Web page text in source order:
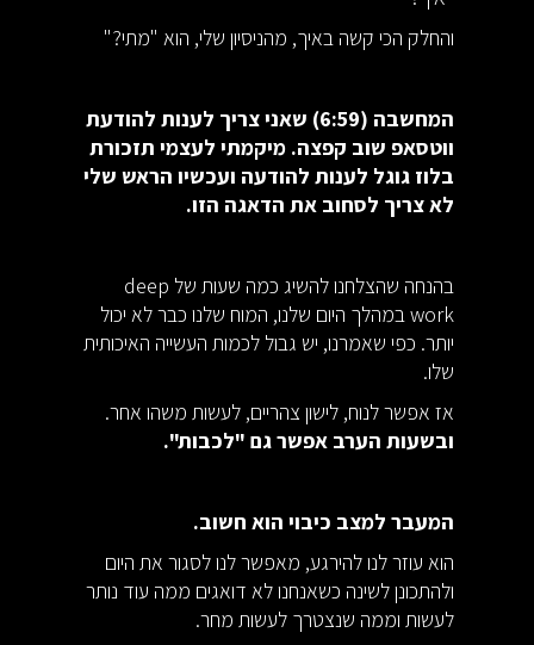
והחלק הכי קשה באיך, מהניסיון שלי, הוא "מתי?"
המחשבה (6:59) שאני צריך לענות להודעת
ווטסאפ שוב קפצה. מיקמתי לעצמי תזכורת
בלוז גוגל לענות להודעה ועכשיו הראש שלי
לא צריך לסחוב את הדאגה הזו.
בהנחה שהצלחנו להשיג כמה שעות של deep
work במהלך היום שלנו, המוח שלנו כבר לא יכול
יותר. כפי שאמרנו, יש גבול לכמות העשייה האיכותית
שלו.
אז אפשר לנוח, לישון צהריים, לעשות משהו אחר.
ובשעות הערב אפשר גם "לכבות".
המעבר למצב כיבוי הוא חשוב.
הוא עוזר לנו להירגע, מאפשר לנו לסגור את היום
ולהתכונן לשינה כשאנחנו לא דואגים ממה עוד נותר
לעשות וממה שנצטרך לעשות מחר.